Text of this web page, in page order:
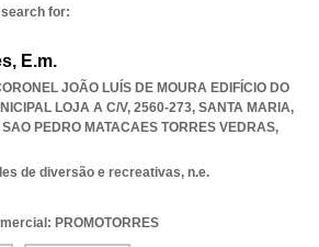
for:
E.m.
JOÃO LUÍS DE MOURA EDIFÍCIO DO
LOJA A C/V, 2560-273, SANTA MARIA,
PEDRO MATACAES TORRES VEDRAS,
de diversão e recreativas, n.e.
PROMOTORRES